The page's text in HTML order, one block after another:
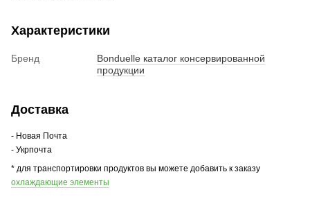
Характеристики
Бренд
Bonduelle каталог консервированной
продукции
Доставка
- Новая Почта
- Укрпочта
* для транспортировки продуктов вы можете добавить к заказу
охлаждающие элементы